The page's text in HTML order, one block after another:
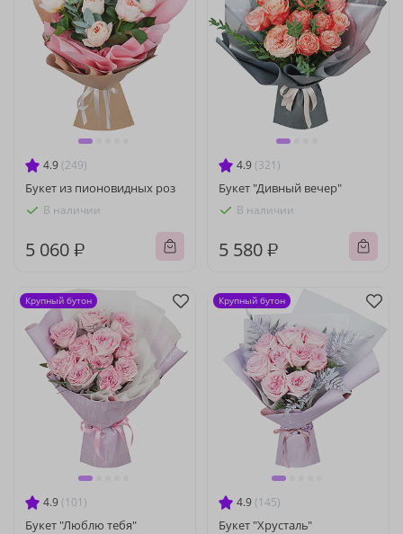
4.9 (249)
Букет из пионовидных роз
В наличии
5 060 ₽
4.9 (321)
Букет "Дивный вечер"
В наличии
5 580 ₽
4.9 (101)
Букет "Люблю тебя"
Крупный бутон
4.9 (145)
Букет "Хрусталь"
Крупный бутон